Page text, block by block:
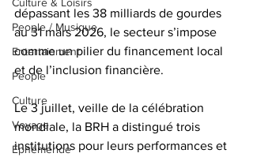
People / Musique
Entertainment
People
Culture
Voyage
Éphéméride
dépassant les 38 milliards de gourdes
au 31 mars 2026, le secteur s’impose
comme un pilier du financement local
et de l’inclusion financière.
Le 3 juillet, veille de la célébration
mondiale, la BRH a distingué trois
institutions pour leurs performances et